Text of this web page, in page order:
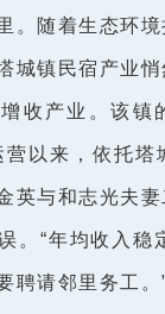
。随着生态环
城镇民宿产业
收产业。该镇
以来，依托塔
英与和志光夫
。“年均收入稳
聘请邻里务工。